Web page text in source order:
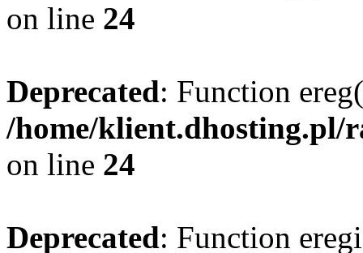
on line 24
Deprecated: Function
/home/klient.dhosting.pl/
on line 24
Deprecated: Function